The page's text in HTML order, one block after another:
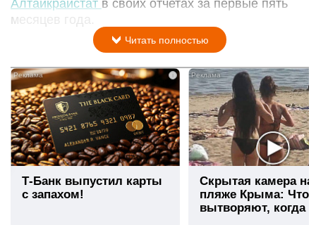
Алтайкрайстат в своих отчетах за первые пять
месяцев года.
Читать полностью
i
Т-Банк выпустил карты
с запахом!
Скрытая камера на
пляже Крыма: Что
вытворяют, когда